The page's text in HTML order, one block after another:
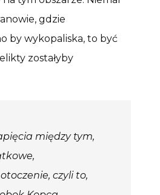
gdzie
by wykopaliska, to być
zostałyby
między tym,
czyli to,